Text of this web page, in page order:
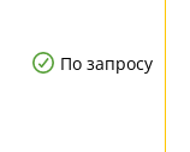
По запросу